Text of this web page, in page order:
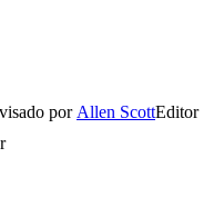
por Allen ScottEditor